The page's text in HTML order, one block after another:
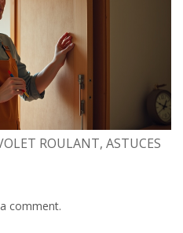
ROULANT, ASTUCES
comment.